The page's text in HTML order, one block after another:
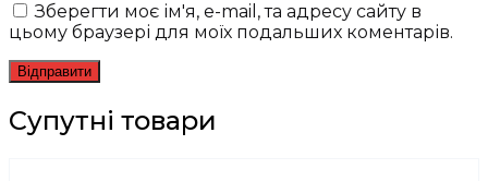
Зберегти моє ім'я, e-mail, та адресу сайту в
цьому браузері для моїх подальших коментарів.
Супутні товари